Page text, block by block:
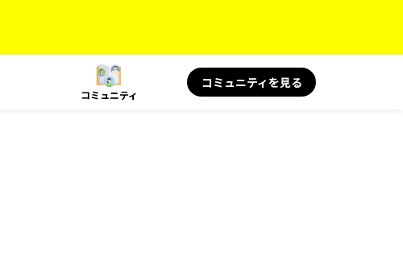
コミュニティ
コミュニティを見る